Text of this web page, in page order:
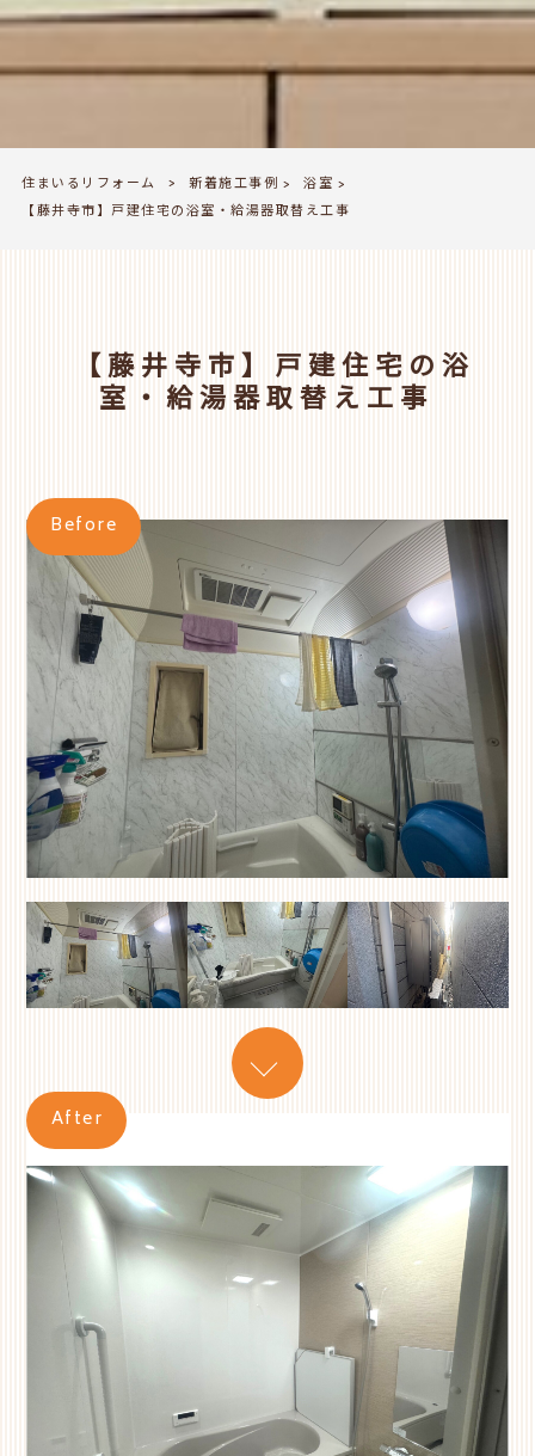
住まいるリフォーム > 新着施工事例 > 浴室 >
【藤井寺市】戸建住宅の浴室・給湯器取替え工事
【藤井寺市】戸建住宅の浴
室・給湯器取替え工事
Before
After